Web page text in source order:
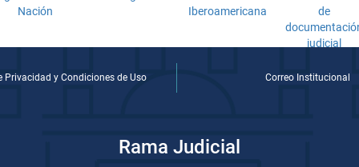
Privacidad y Condiciones de Uso Correo Institucional
Rama Judicial